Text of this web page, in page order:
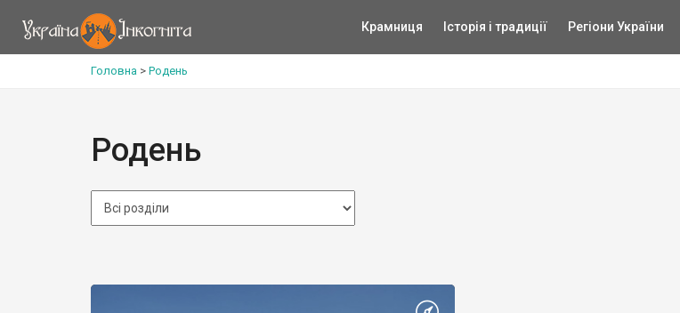
Крамниця Історія і традиції Регіони України
Головна > Родень
Родень